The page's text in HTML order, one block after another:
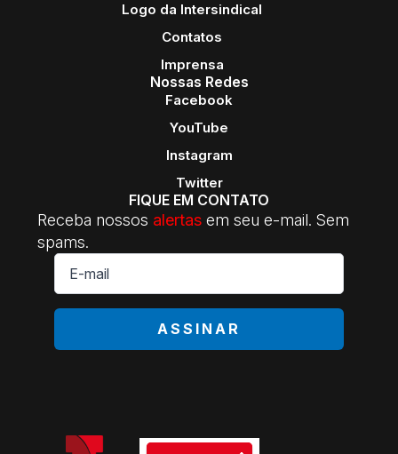
Logo da Intersindical
Contatos
Imprensa
Nossas Redes
Facebook
YouTube
Instagram
Twitter
FIQUE EM CONTATO
Receba nossos alertas em seu e-mail. Sem
spams.
E-
mail
*
ASSINAR